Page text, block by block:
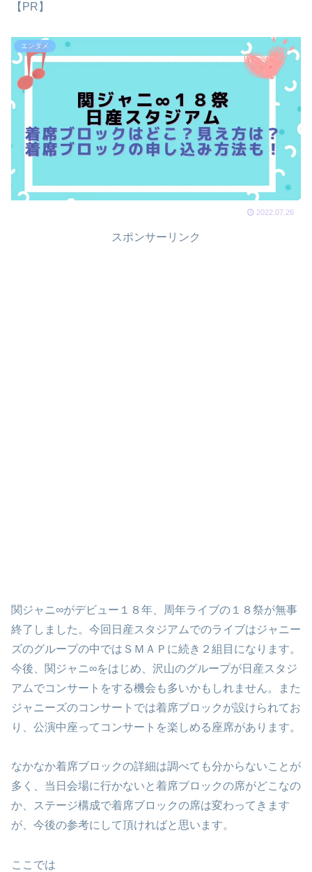
【PR】
エンタメ
2022.07.26
スポンサーリンク
関ジャニ∞がデビュー１８年、周年ライブの１８祭が無事
終了しました。今回日産スタジアムでのライブはジャニー
ズのグループの中ではＳＭＡＰに続き２組目になります。
今後、関ジャニ∞をはじめ、沢山のグループが日産スタジ
アムでコンサートをする機会も多いかもしれません。また
ジャニーズのコンサートでは着席ブロックが設けられてお
り、公演中座ってコンサートを楽しめる座席があります。
なかなか着席ブロックの詳細は調べても分からないことが
多く、当日会場に行かないと着席ブロックの席がどこなの
か、ステージ構成で着席ブロックの席は変わってきます
が、今後の参考にして頂ければと思います。
ここでは